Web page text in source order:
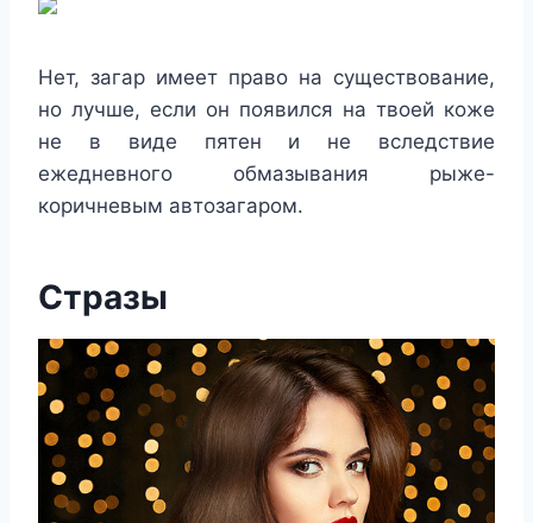
Нет, загар имеет право на существование,
но лучше, если он появился на твоей коже
не в виде пятен и не вследствие
ежедневного обмазывания рыже-
коричневым автозагаром.
Стразы